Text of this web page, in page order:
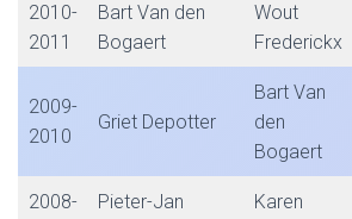
2010-
2011
Bart Van den
Bogaert
Wout
Frederickx
2009-
2010
Griet Depotter
Bart Van
den
Bogaert
2008-
Pieter-Jan
Karen